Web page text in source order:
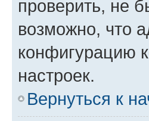
проверить, не
возможно, что
конфигурацию
настроек.
Вернуться к